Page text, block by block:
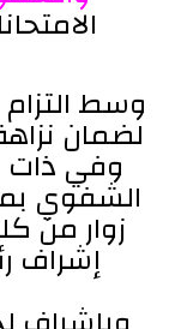
وسط التزام
لضمان
وفي ذات
الشفوي
زوار من
إشراف